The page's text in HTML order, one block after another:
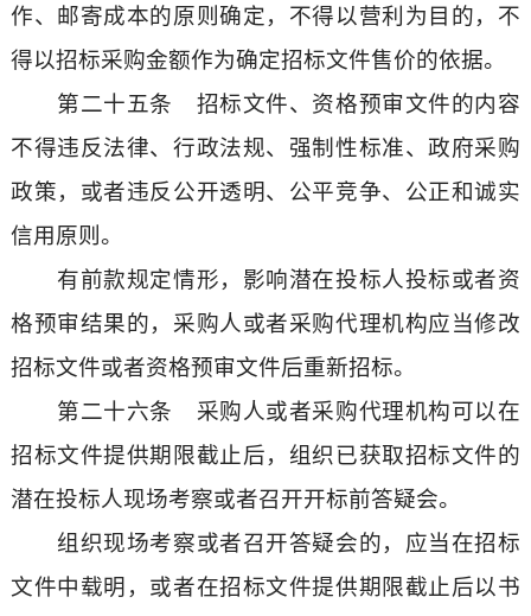
作、邮寄成本的原则确定，不得以营利为目的，不
得以招标采购金额作为确定招标文件售价的依据。
第二十五条 招标文件、资格预审文件的内容
不得违反法律、行政法规、强制性标准、政府采购
政策，或者违反公开透明、公平竞争、公正和诚实
信用原则。
有前款规定情形，影响潜在投标人投标或者资
格预审结果的，采购人或者采购代理机构应当修改
招标文件或者资格预审文件后重新招标。
第二十六条 采购人或者采购代理机构可以在
招标文件提供期限截止后，组织已获取招标文件的
潜在投标人现场考察或者召开开标前答疑会。
组织现场考察或者召开答疑会的，应当在招标
文件中载明，或者在招标文件提供期限截止后以书